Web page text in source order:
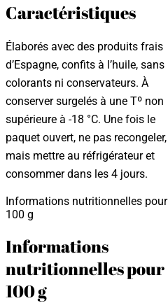
Caractéristiques
Élaborés avec des produits frais
d’Espagne, confits à l’huile, sans
colorants ni conservateurs. À
conserver surgelés à une Tº non
supérieure à -18 °C. Une fois le
paquet ouvert, ne pas recongeler,
mais mettre au réfrigérateur et
consommer dans les 4 jours.
Informations nutritionnelles pour
100 g
Informations
nutritionnelles pour
100 g